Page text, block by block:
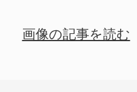
画像の記事を読む